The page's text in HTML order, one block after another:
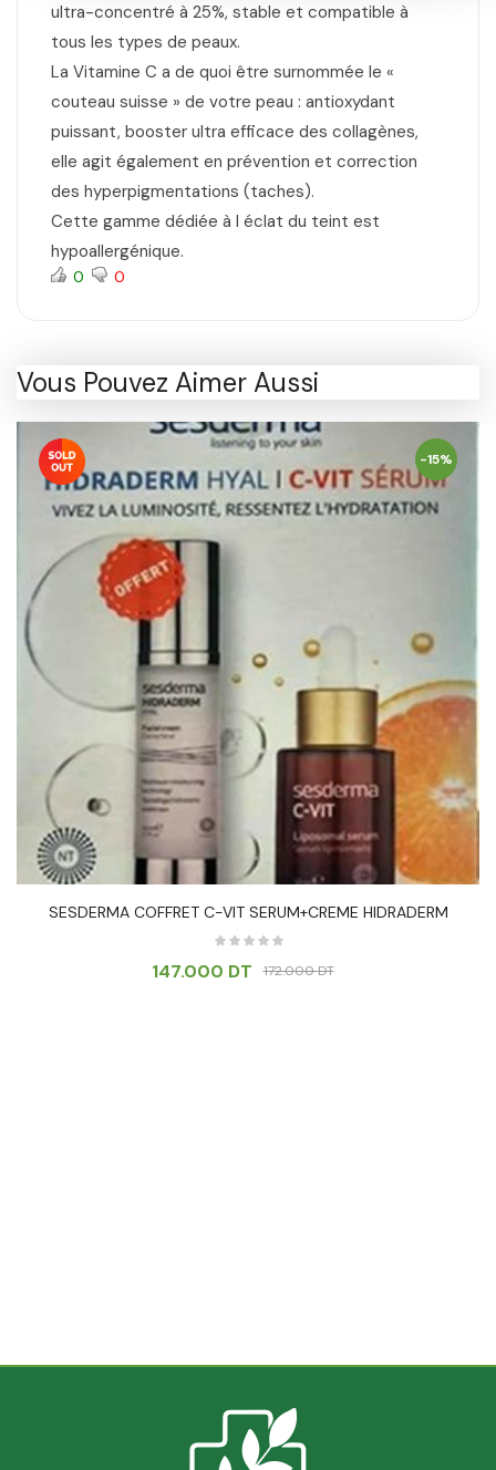
ultra-concentré à 25%, stable et compatible à
tous les types de peaux.
La Vitamine C a de quoi être surnommée le «
couteau suisse » de votre peau : antioxydant
puissant, booster ultra efficace des collagènes,
elle agit également en prévention et correction
des hyperpigmentations (taches).
Cette gamme dédiée à l éclat du teint est
hypoallergénique.
0 0
Vous Pouvez Aimer Aussi
-15%
SESDERMA COFFRET C-VIT SERUM+CREME HIDRADERM
172.000DT
147.000 DT